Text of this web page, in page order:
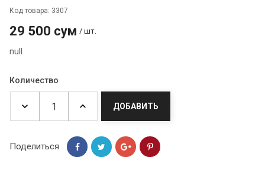
Код товара: 3307
29 500 сум / шт.
null
Количество
ДОБАВИТЬ
Поделиться